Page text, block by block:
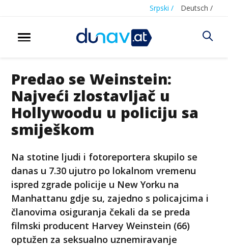
Srpski / Deutsch /
Predao se Weinstein:
Najveći zlostavljač u
Hollywoodu u policiju sa
smiješkom
Na stotine ljudi i fotoreportera skupilo se
danas u 7.30 ujutro po lokalnom vremenu
ispred zgrade policije u New Yorku na
Manhattanu gdje su, zajedno s policajcima i
članovima osiguranja čekali da se preda
filmski producent Harvey Weinstein (66)
optužen za seksualno uznemiravanje